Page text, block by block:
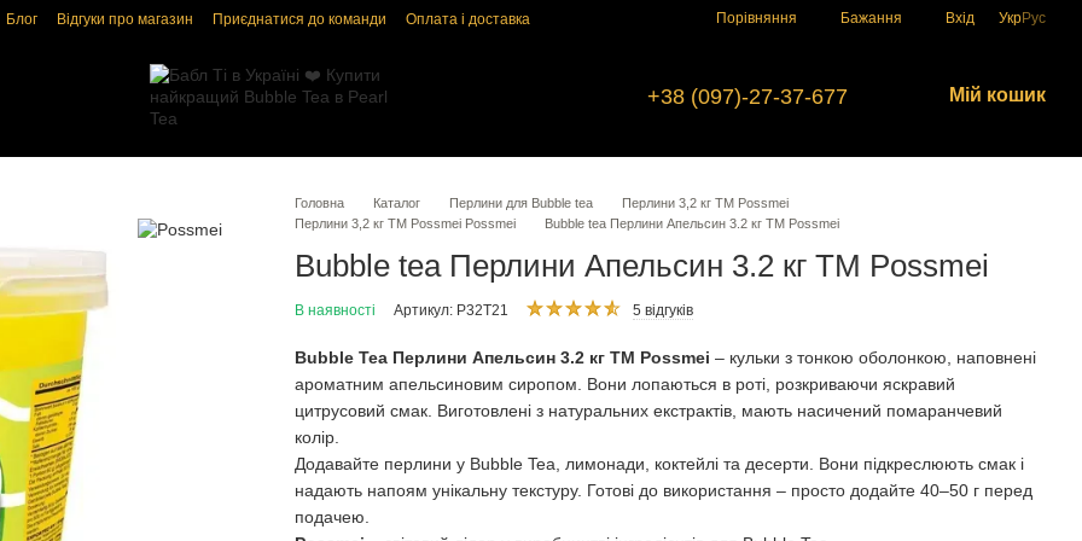
Блог Відгуки про магазин Приєднатися до команди
Оплата і доставка
Порівняння Бажання Вхід УкрРус
+38 (097)-27-37-677 Мій кошик
Головна Каталог Перлини для Bubble tea
Перлини 3,2 кг ТМ Possmei
Перлини 3,2 кг ТМ Possmei Possmei
Bubble tea Перлини Апельсин 3.2 кг TM Possmei
Bubble tea Перлини Апельсин 3.2 кг TM Possmei
В наявності Артикул: P32T21 5 відгуків
Bubble Tea Перлини Апельсин 3.2 кг TM Possmei – кульки з тонкою оболонкою, наповнені
ароматним апельсиновим сиропом. Вони лопаються в роті, розкриваючи яскравий
цитрусовий смак. Виготовлені з натуральних екстрактів, мають насичений помаранчевий
колір.
Додавайте перлини у Bubble Tea, лимонади, коктейлі та десерти. Вони підкреслюють смак і
надають напоям унікальну текстуру. Готові до використання – просто додайте 40–50 г перед
подачею.